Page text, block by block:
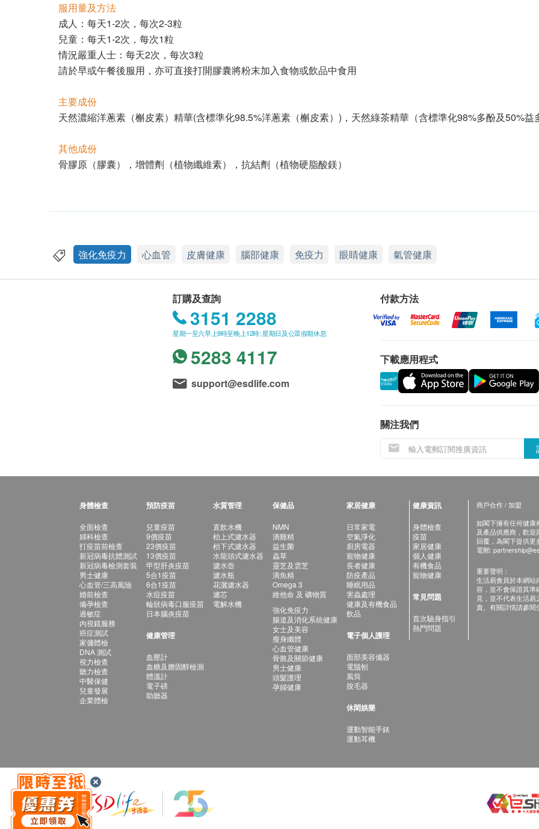
服用量及方法
成人：每天1-2次，每次2-3粒
兒童：每天1-2次，每次1粒
情況嚴重人士：每天2次，每次3粒
請於早或午餐後服用，亦可直接打開膠囊將粉末加入食物或飲品中食用
主要成份
天然濃縮洋蔥素（槲皮素）精華(含標準化98.5%洋蔥素（槲皮素）)，天然綠茶精華（含標準化98%多酚及50%益
其他成份
骨膠原（膠囊），增體劑（植物纖維素），抗結劑（植物硬脂酸鎂）
強化免疫力 心血管 皮膚健康 腦部健康 免疫力 眼睛健康 氣管健康
訂購及查詢
3151 2288
星期一至六早上9時至晚上12時; 星期日及公眾假期休息
5283 4117
support@esdlife.com
付款方法
下載應用程式
關注我們
身體檢查
全面檢查
婦科檢查
打疫苗前檢查
新冠病毒抗體測試
新冠病毒檢測套裝
男士健康
心血管/三高風險
婚前檢查
備孕檢查
過敏症
內視鏡服務
癌症測試
家傭體檢
DNA 測試
視力檢查
聽力檢查
中醫保健
兒童發展
企業體檢
預防疫苗
兒童疫苗
9價疫苗
23價疫苗
13價疫苗
甲型肝炎疫苗
5合1疫苗
6合1疫苗
水痘疫苗
輪狀病毒口服疫苗
日本腦炎疫苗
健康管理
血壓計
血糖及膽固醇檢測
體溫計
電子磅
助聽器
水質管理
直飲水機
枱上式濾水器
枱下式濾水器
水龍頭式濾水器
濾水壺
濾水瓶
花灑濾水器
濾芯
電解水機
保健品
NMN
滴雞精
益生菌
蟲草
靈芝及雲芝
滴魚精
Omega 3
維他命 及 礦物質
強化免疫力
腸道及消化系統健康
女士及美容
瘦身纖體
心血管健康
骨骼及關節健康
男士健康
頭髮護理
孕婦健康
家居健康
日常家電
空氣淨化
廚房電器
寵物健康
長者健康
防疫產品
睡眠用品
害蟲處理
健康及有機食品
飲品
電子個人護理
面部美容儀器
電鬚刨
風筒
脫毛器
休閑娛樂
運動智能手錶
運動耳機
健康資訊
身體檢查
疫苗
家居健康
個人健康
有機食品
寵物健康
常見問題
首次驗身指引
熱門問題
商戶合作 / 加盟
如閣下擁有任何健康
及產品供應商，歡迎
回覆，為閣下提供更
電郵:
重要聲明：
生活易會員於本網站
容，並不會保證其準
見，並不代表生活
責。有關詳情請參閱